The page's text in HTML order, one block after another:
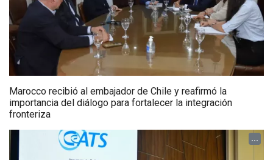
Marocco recibió al embajador de Chile y reafirmó la
importancia del diálogo para fortalecer la integración
fronteriza
...